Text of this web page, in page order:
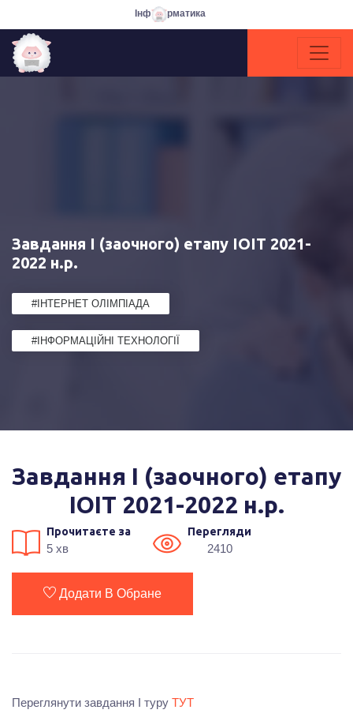
Інф рматика
Завдання І (заочного) етапу ІОІТ 2021-
2022 н.р.
#ІНТЕРНЕТ ОЛІМПІАДА
#ІНФОРМАЦІЙНІ ТЕХНОЛОГІЇ
Завдання І (заочного) етапу
ІОІТ 2021-2022 н.р.
Прочитаєте за
5 хв
Перегляди
2410
Додати В Обране
Переглянути завдання І туру ТУТ